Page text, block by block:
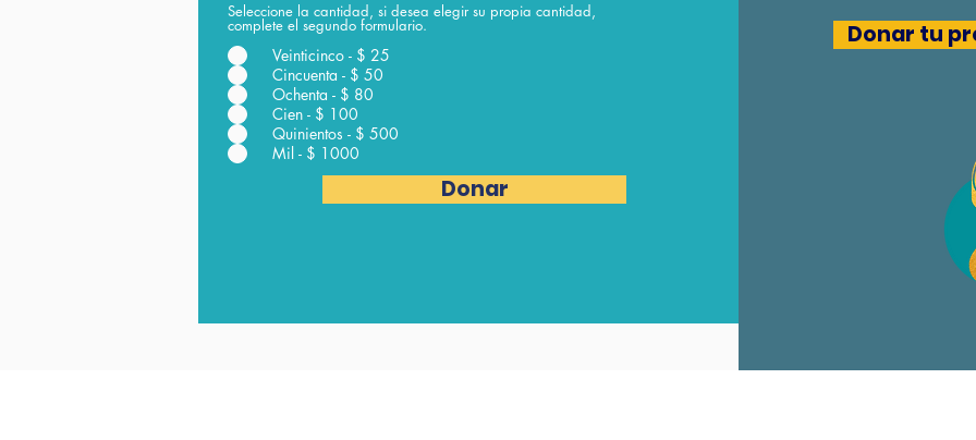
Seleccione la cantidad, si desea elegir su propia cantidad,
complete el segundo formulario.
Veinticinco - $ 25
Cincuenta - $ 50
Ochenta - $ 80
Cien - $ 100
Quinientos - $ 500
Mil - $ 1000
Donar
Donar tu